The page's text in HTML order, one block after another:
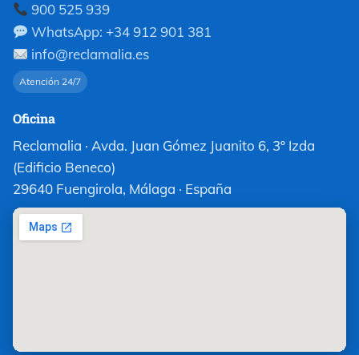
900 525 939
WhatsApp: +34 912 901 381
info@reclamalia.es
Atención 24/7
Oficina
Reclamalia · Avda. Juan Gómez Juanito 6, 3º Izda
(Edificio Beneco)
29640 Fuengirola, Málaga · España